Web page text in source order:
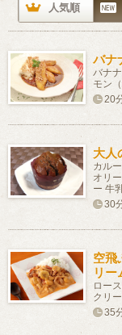
人気順
バナ
バナ
モン
20
大人
カル
オリ
ー 牛
30
空飛
リー
ロー
クリ
35